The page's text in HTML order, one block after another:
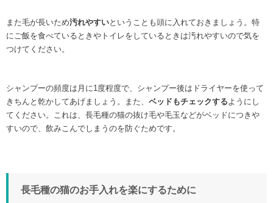
また毛が長いため汚れやすいということも頭に入れておきましょう。特
にご飯を食べているときやトイレをしているときは汚れやすいので気を
つけてください。
シャンプーの頻度は月に1度程度で、シャンプー後はドライヤーを使って
きちんと乾かしてあげましょう。また、 ベッドもチェックする ようにし
てください。これは、長毛種の猫の抜け毛や毛玉などがベッドにつきや
すいので、飲みこんでしまうのを防ぐためです。
長毛種の猫のお手入れを楽にするために